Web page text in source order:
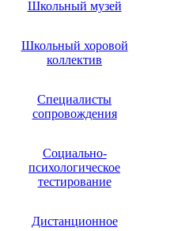
Школьный музей
Школьный хоровой
коллектив
Специалисты
сопровождения
Социально-
психологическое
тестирование
Дистанционное